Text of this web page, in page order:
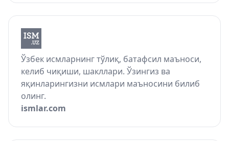
Ўзбек исмларнинг тўлиқ, батафсил маъноси,
келиб чиқиши, шакллари. Ўзингиз ва
яқинларингизни исмлари маъносини билиб
олинг.
ismlar.com